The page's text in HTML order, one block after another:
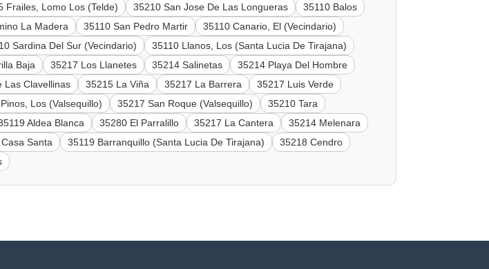
Frailes, Lomo Los (Telde) 35210 San Jose De Las Longueras
35110 Balos
La Madera 35110 San Pedro Martir
35110 Canario, El (Vecindario)
Sardina Del Sur (Vecindario)
35110 Llanos, Los (Santa Lucia De Tirajana)
Baja 35217 Los Llanetes 35214 Salinetas
35214 Playa Del Hombre
Las Clavellinas 35215 La Viña 35217 La Barrera
35217 Luis Verde
Los (Valsequillo) 35217 San Roque (Valsequillo)
35210 Tara
Aldea Blanca 35280 El Parralillo 35217 La Cantera
35214 Melenara
Santa 35119 Barranquillo (Santa Lucia De Tirajana)
35218 Cendro